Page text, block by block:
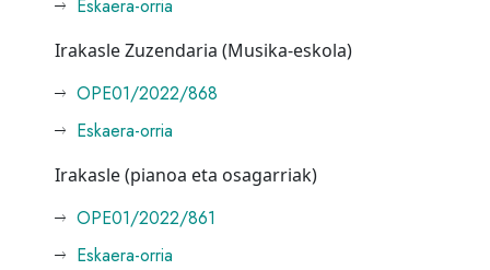
Eskaera-orria
Irakasle Zuzendaria (Musika-eskola)
OPE01/2022/868
Eskaera-orria
Irakasle (pianoa eta osagarriak)
OPE01/2022/861
Eskaera-orria